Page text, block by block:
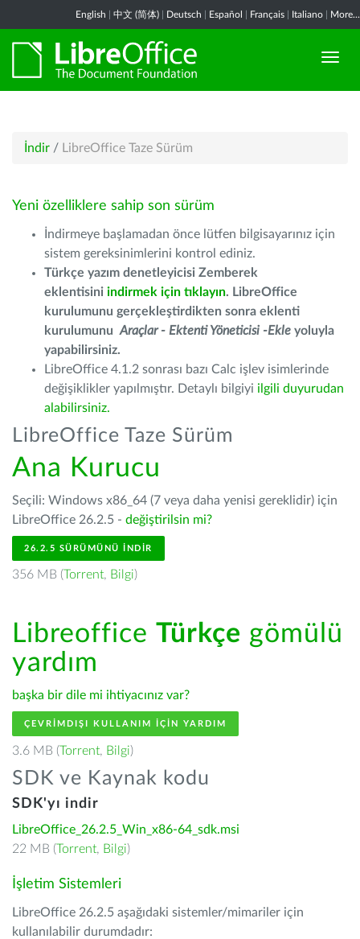
English 中文 (简体) Deutsch Español Français Italiano More...
İndir / LibreOffice Taze Sürüm
Yeni özelliklere sahip son sürüm
İndirmeye başlamadan önce lütfen bilgisayarınız için
sistem gereksinimlerini kontrol ediniz.
Türkçe yazım denetleyicisi Zemberek
eklentisini indirmek için tıklayın. LibreOffice
kurulumunu gerçekleştirdikten sonra eklenti
kurulumunu Araçlar - Ektenti Yöneticisi -Ekle yoluyla
yapabilirsiniz.
LibreOffice 4.1.2 sonrası bazı Calc işlev isimlerinde
değişiklikler yapılmıştır. Detaylı bilgiyi ilgili duyurudan
alabilirsiniz.
LibreOffice Taze Sürüm
Ana Kurucu
Seçili: Windows x86_64 (7 veya daha yenisi gereklidir) için
LibreOffice 26.2.5 - değiştirilsin mi?
26.2.5 SÜRÜMÜNÜ İNDIR
356 MB (Torrent, Bilgi)
Libreoffice Türkçe gömülü
yardım
başka bir dile mi ihtiyacınız var?
ÇEVRIMDIŞI KULLANIM IÇIN YARDIM
3.6 MB (Torrent, Bilgi)
SDK ve Kaynak kodu
SDK'yı indir
LibreOffice_26.2.5_Win_x86-64_sdk.msi
22 MB (Torrent, Bilgi)
İşletim Sistemleri
LibreOffice 26.2.5 aşağıdaki sistemler/mimariler için
kullanılabilir durumdadır: